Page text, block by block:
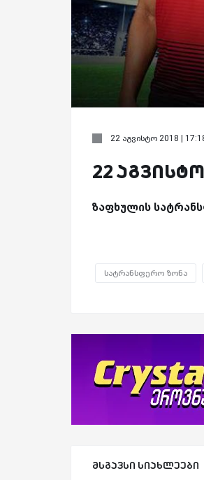
22 აგვისტო 2018 |
22
ზაფხულის
სატრანსფერო ზონა
მსგავსი სიახლეები